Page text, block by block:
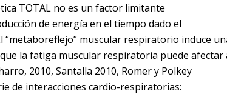
TOTAL no es un factor limitante
de energía en el tiempo dado el
“metaboreflejo” muscular respiratorio induce
la fatiga muscular respiratoria puede afectar
2010, Santalla 2010, Romer y Polkey
de interacciones cardio-respiratorias: